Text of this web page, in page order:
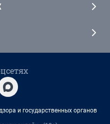
и государственных органов